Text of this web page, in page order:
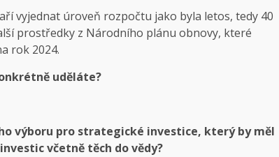
vyjednat úroveň rozpočtu jako byla letos, tedy 40
prostředky z Národního plánu obnovy, které
rok 2024.
uděláte?
výboru pro strategické investice, který by měl
včetně těch do vědy?